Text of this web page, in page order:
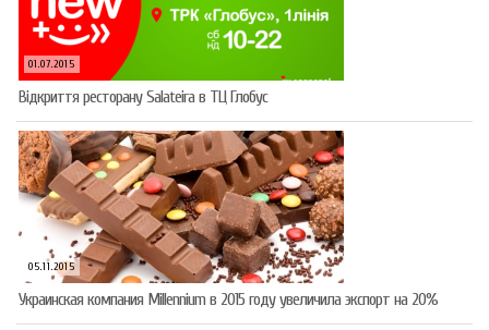
01.07.2015
Відкриття ресторану Salateirа в ТЦ Глобус
05.11.2015
Украинская компания Millennium в 2015 году увеличила экспорт на 20%